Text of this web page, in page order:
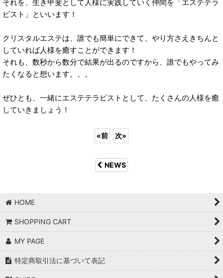
それを、生き甲斐として人様に実践していく仲間を「エステテラ
ピスト」といいます！
クリスタルエステは、誰でも簡単にできて、やり方さえきちんと
していれば人様を癒すことができます！
それも、数秒から数分で結果が出るのですから、誰でもやってみ
たくなると想います。。。
ぜひとも、一緒にエステテラピストとして、たくさんの人様を癒
していきましょう！
«前 次»
NEWS
HOME
SHOPPING CART
MY PAGE
特定商取引法に基づいて表記